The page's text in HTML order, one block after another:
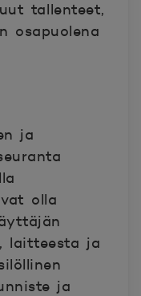
tallenteet,
osapuolena
ja
olla
laitteesta ja
ja